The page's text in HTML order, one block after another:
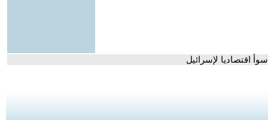
اقتصاديا لإسرائيل